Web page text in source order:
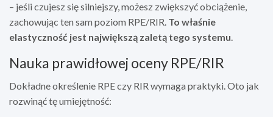
– jeśli czujesz się silniejszy, możesz zwiększyć obciążenie,
zachowując ten sam poziom RPE/RIR. To właśnie
elastyczność jest największą zaletą tego systemu.
Nauka prawidłowej oceny RPE/RIR
Dokładne określenie RPE czy RIR wymaga praktyki. Oto jak
rozwinąć tę umiejętność: